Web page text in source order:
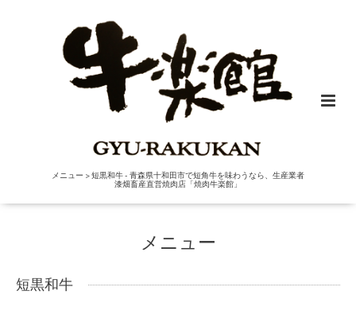
メニュー > 短黒和牛 - 青森県十和田市で短角牛を味わうなら、生産業者
漆畑畜産直営焼肉店「焼肉牛楽館」
メニュー
短黒和牛